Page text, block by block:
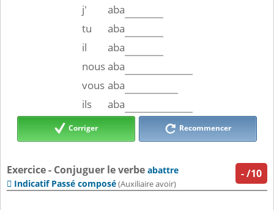
j'
aba
tu
aba
il
aba
nousaba
vous aba
ils
aba
Corriger Recommencer
-/10
Exercice - Conjuguer le verbe abattre
 Indicatif Passé composé(Auxiliaire avoir)